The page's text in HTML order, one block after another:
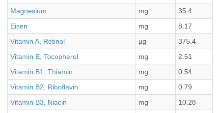
Magnesium
mg
35.4
Eisen
mg
8.17
Vitamin A, Retinol
µg
375.4
Vitamin E, Tocopherol
mg
2.51
Vitamin B1, Thiamin
mg
0.54
Vitamin B2, Riboflavin
mg
0.79
Vitamin B3, Niacin
mg
10.28